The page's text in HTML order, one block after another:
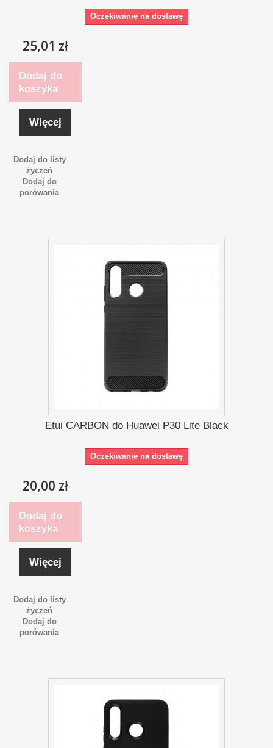
Oczekiwanie na dostawę
25,01 zł
Dodaj do
koszyka
Więcej
Dodaj do listy
życzeń
Dodaj do
porówania
Etui CARBON do Huawei P30 Lite Black
Oczekiwanie na dostawę
20,00 zł
Dodaj do
koszyka
Więcej
Dodaj do listy
życzeń
Dodaj do
porówania